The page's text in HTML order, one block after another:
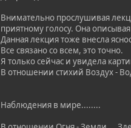
Внимательно прослушивая
приятному голосу. Она
Данная лекция тоже внесла
Все связано со всем, это точно.
Я только сейчас и увидела
В отношении стихий Воздух -
Наблюдения в мире........